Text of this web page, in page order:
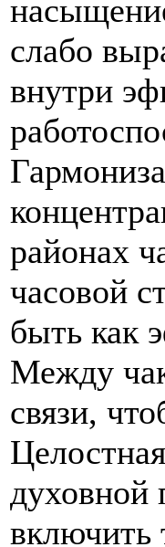
слабо
внутри
районах
часовой
быть как
Между
связи,
духовной
включить